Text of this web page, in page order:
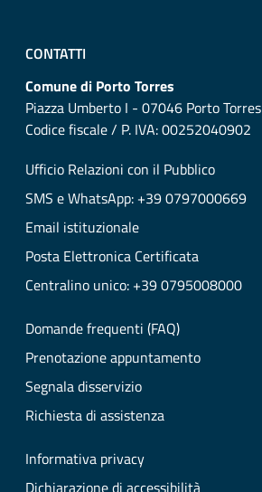
CONTATTI
Comune di Porto Torres
Piazza Umberto I - 07046 Porto Torres
Codice fiscale / P. IVA: 00252040902
Ufficio Relazioni con il Pubblico
SMS e WhatsApp: +39 0797000669
Email istituzionale
Posta Elettronica Certificata
Centralino unico: +39 0795008000
Domande frequenti (FAQ)
Prenotazione appuntamento
Segnala disservizio
Richiesta di assistenza
Informativa privacy
Dichiarazione di accessibilità